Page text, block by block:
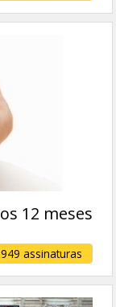
12 meses
assinaturas